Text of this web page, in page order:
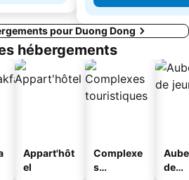
pour Duong Dong
hébergements
Appart'hôt
el
Complexe
s
de